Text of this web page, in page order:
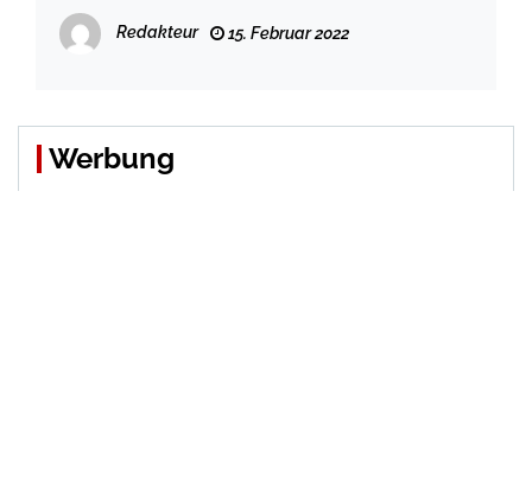
Husum und Leck
Redakteur 15. Februar 2022
Werbung